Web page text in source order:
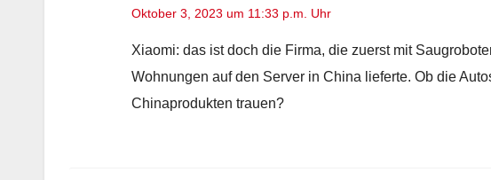
Oktober 3, 2023 um 11:33 p.m. Uhr
Xiaomi: das ist doch die Firma, die zuerst mit
Wohnungen auf den Server in China lieferte. Ob die
Chinaprodukten trauen?